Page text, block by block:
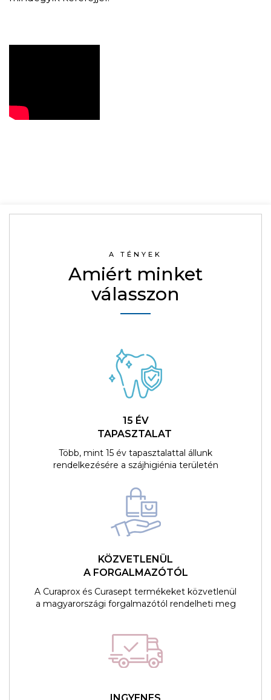
A TÉNYEK
Amiért minket
válasszon
15 ÉV
TAPASZTALAT
Több, mint 15 év tapasztalattal állunk
rendelkezésére a szájhigiénia területén
KÖZVETLENÜL
A FORGALMAZÓTÓL
A Curaprox és Curasept termékeket közvetlenül
a magyarországi forgalmazótól rendelheti meg